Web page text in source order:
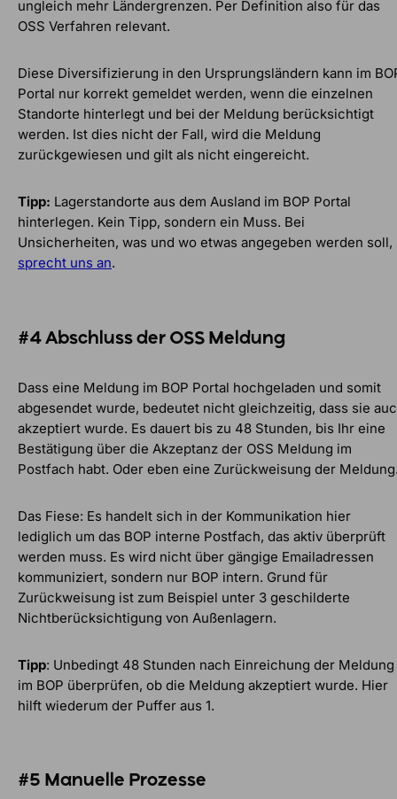
ungleich mehr Ländergrenzen. Per Definition also für das
OSS Verfahren relevant.
Diese Diversifizierung in den Ursprungsländern kann im
Portal nur korrekt gemeldet werden, wenn die einzelnen
Standorte hinterlegt und bei der Meldung berücksichtigt
werden. Ist dies nicht der Fall, wird die Meldung
zurückgewiesen und gilt als nicht eingereicht.
Tipp: Lagerstandorte aus dem Ausland im BOP Portal
hinterlegen. Kein Tipp, sondern ein Muss. Bei
Unsicherheiten, was und wo etwas angegeben werden soll,
sprecht uns an.
#4 Abschluss der OSS Meldung
Dass eine Meldung im BOP Portal hochgeladen und somit
abgesendet wurde, bedeutet nicht gleichzeitig, dass sie
akzeptiert wurde. Es dauert bis zu 48 Stunden, bis Ihr eine
Bestätigung über die Akzeptanz der OSS Meldung im
Postfach habt. Oder eben eine Zurückweisung der
Das Fiese: Es handelt sich in der Kommunikation hier
lediglich um das BOP interne Postfach, das aktiv überprüft
werden muss. Es wird nicht über gängige Emailadressen
kommuniziert, sondern nur BOP intern. Grund für
Zurückweisung ist zum Beispiel unter 3 geschilderte
Nichtberücksichtigung von Außenlagern.
Tipp: Unbedingt 48 Stunden nach Einreichung der Meldung
im BOP überprüfen, ob die Meldung akzeptiert wurde. Hier
hilft wiederum der Puffer aus 1.
#5 Manuelle Prozesse